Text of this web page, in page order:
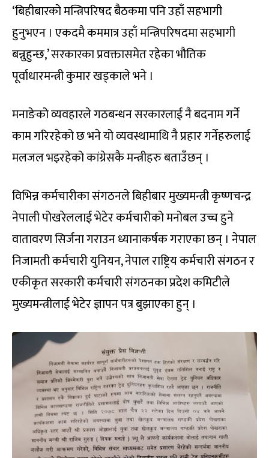
‘बिहीबारको मन्त्रिपरिषद बैठकमा पनि उहाँ सहभागी
हुनुभएन । एकदमै कममात्र उहाँ मन्त्रिपरिषदमा सहभागी
बन्नुहुन्छ,’ सरकारका प्रवक्तासमेत रहेका भौतिक
पूर्वाधारमन्त्री कुमार खड्काले भने ।
मनाङेको व्यवहारले गठबन्धन सरकारलाई नै बदनाम गर्ने
काम गरिरहेको छ भने यो व्यवस्थामाथि नै प्रहार गर्नेहरुलाई
मलजल भइरहेको कांग्रेसकै मन्त्रीहरु बताउँछन् ।
विभिन्न कर्मचारीका संगठनले बिहीबार मुख्यमन्त्री कृष्णचन्द्र
नेपाली पोखरेललाई भेटेर कर्मचारीको मनोबल उच्च हुने
वातावरण सिर्जना गराउन ध्यानाकर्षक गराएका छन् । नेपाल
निजामती कर्मचारी युनियन, नेपाल राष्ट्रिय कर्मचारी संगठन र
एकीकृत सरकारी कर्मचारी संगठनका प्रदेश कमिटीले
मुख्यमन्त्रीलाई भेटेर ज्ञापन पत्र बुझाएका हुन् ।